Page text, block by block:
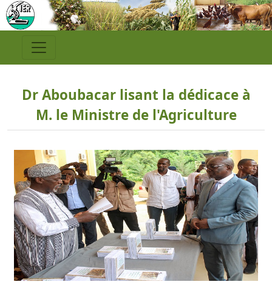
Dr Aboubacar lisant la dédicace à
M. le Ministre de l'Agriculture